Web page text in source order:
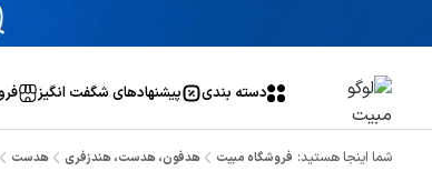
دسته بندی پیشنهاد‌های شگفت انگیز
شما اینجا هستید: فروشگاه مبیت هدفون، هدست، هندزفری هدست